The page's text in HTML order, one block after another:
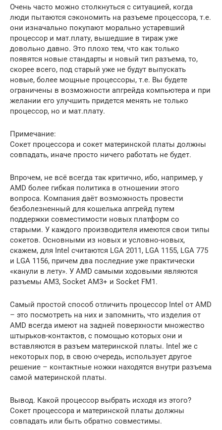
Очень часто можно столкнуться с ситуацией, когда
люди пытаются сэкономить на разъеме процессора, т.е.
они изначально покупают морально устаревший
процессор и мат.плату, вышедшие в тираж уже
довольно давно. Это плохо тем, что как только
появятся новые стандарты и новый тип разъема, то,
скорее всего, под старый уже не будут выпускать
новые, более мощные процессоры, т.е. Вы будете
ограничены в возможности апгрейда компьютера и при
желании его улучшить придется менять не только
процессор, но и мат.плату.
Примечание:
Сокет процессора и сокет материнской платы должны
совпадать, иначе просто ничего работать не будет.
Впрочем, не всё всегда так критично, ибо, например, у
AMD более гибкая политика в отношении этого
вопроса. Компания даёт возможность провести
безболезненный для кошелька апгрейд путем
поддержки совместимости новых платформ со
старыми. У каждого производителя имеются свои типы
сокетов. Основными из новых и условно-новых,
скажем, для Intel считаются LGA 2011, LGA 1155, LGA 775
и LGA 1156, причем два последние уже практически
«канули в лету». У AMD самыми ходовыми являются
разъемы AM3, Socket AM3+ и Socket FM1.
Самый простой способ отличить процессор Intel от AMD
– это посмотреть на них и запомнить, что изделия от
AMD всегда имеют на задней поверхности множество
штырьков-контактов, с помощью которых они и
вставляются в разъем материнской платы. Intel же с
некоторых пор, в свою очередь, использует другое
решение – контактные ножки находятся внутри разъема
самой материнской платы.
Вывод. Какой процессор выбрать исходя из этого?
Сокет процессора и материнской платы должны
совпадать или быть обратно совместимы.